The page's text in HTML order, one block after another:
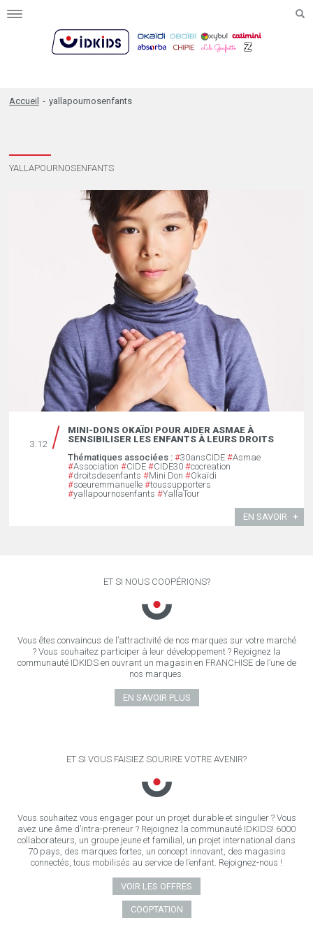
Toggle
Accueil - yallapournosenfants
YALLAPOURNOSENFANTS
3.12
MINI-DONS OKAÏDI POUR AIDER ASMAE À
SENSIBILISER LES ENFANTS À LEURS DROITS
Thématiques associées : #30ansCIDE #Asmae
#Association #CIDE #CIDE30 #cocreation
#droitsdesenfants #Mini Don #Okaïdi
#soeuremmanuelle #toussupporters
#yallapournosenfants #YallaTour
EN SAVOIR
ET SI NOUS COOPÉRIONS?
Vous êtes convaincus de l’attractivité de nos marques sur votre marché
? Vous souhaitez participer à leur développement ? Rejoignez la
communauté IDKIDS en ouvrant un magasin en FRANCHISE de l’une de
nos marques.
EN SAVOIR PLUS
ET SI VOUS FAISIEZ SOURIRE VOTRE AVENIR?
Vous souhaitez vous engager pour un projet durable et singulier ? Vous
avez une âme d’intra-preneur ? Rejoignez la communauté IDKIDS! 6000
collaborateurs, un groupe jeune et familial, un projet international dans
70 pays, des marques fortes, un concept innovant, des magasins
connectés, tous mobilisés au service de l’enfant. Rejoignez-nous !
VOIR LES OFFRES
COOPTATION